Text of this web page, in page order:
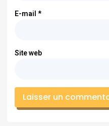
E-mail*
Site web